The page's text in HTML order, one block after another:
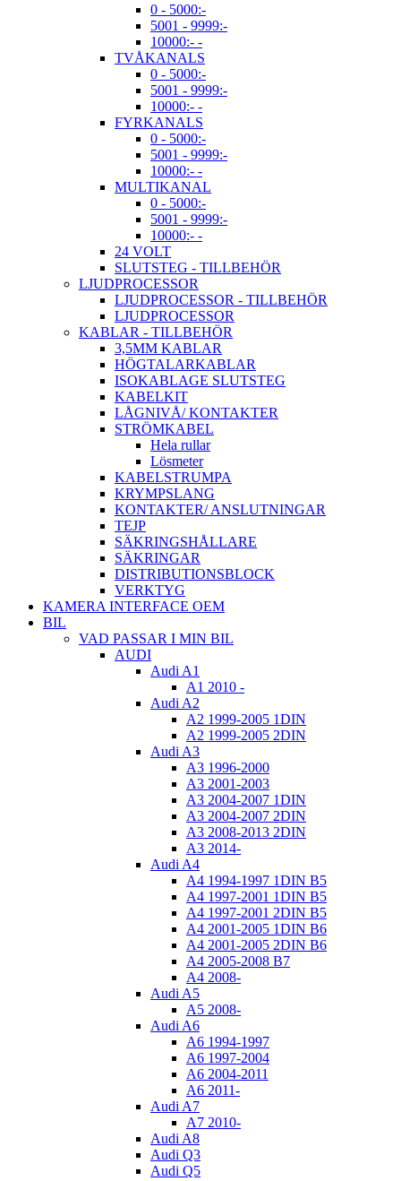
0 - 5000:-
5001 - 9999:-
10000:- -
TVÅKANALS
0 - 5000:-
5001 - 9999:-
10000:- -
FYRKANALS
0 - 5000:-
5001 - 9999:-
10000:- -
MULTIKANAL
0 - 5000:-
5001 - 9999:-
10000:- -
24 VOLT
SLUTSTEG - TILLBEHÖR
LJUDPROCESSOR
LJUDPROCESSOR - TILLBEHÖR
LJUDPROCESSOR
KABLAR - TILLBEHÖR
3,5MM KABLAR
HÖGTALARKABLAR
ISOKABLAGE SLUTSTEG
KABELKIT
LÅGNIVÅ/ KONTAKTER
STRÖMKABEL
Hela rullar
Lösmeter
KABELSTRUMPA
KRYMPSLANG
KONTAKTER/ ANSLUTNINGAR
TEJP
SÄKRINGSHÅLLARE
SÄKRINGAR
DISTRIBUTIONSBLOCK
VERKTYG
KAMERA INTERFACE OEM
BIL
VAD PASSAR I MIN BIL
AUDI
Audi A1
A1 2010 -
Audi A2
A2 1999-2005 1DIN
A2 1999-2005 2DIN
Audi A3
A3 1996-2000
A3 2001-2003
A3 2004-2007 1DIN
A3 2004-2007 2DIN
A3 2008-2013 2DIN
A3 2014-
Audi A4
A4 1994-1997 1DIN B5
A4 1997-2001 1DIN B5
A4 1997-2001 2DIN B5
A4 2001-2005 1DIN B6
A4 2001-2005 2DIN B6
A4 2005-2008 B7
A4 2008-
Audi A5
A5 2008-
Audi A6
A6 1994-1997
A6 1997-2004
A6 2004-2011
A6 2011-
Audi A7
A7 2010-
Audi A8
Audi Q3
Audi Q5